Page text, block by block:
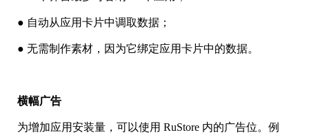
● 自动从应用卡片中调取数据；
● 无需制作素材，因为它绑定应用卡片中的数据。
横幅广告
为增加应用安装量，可以使用 RuStore 内的广告位。例